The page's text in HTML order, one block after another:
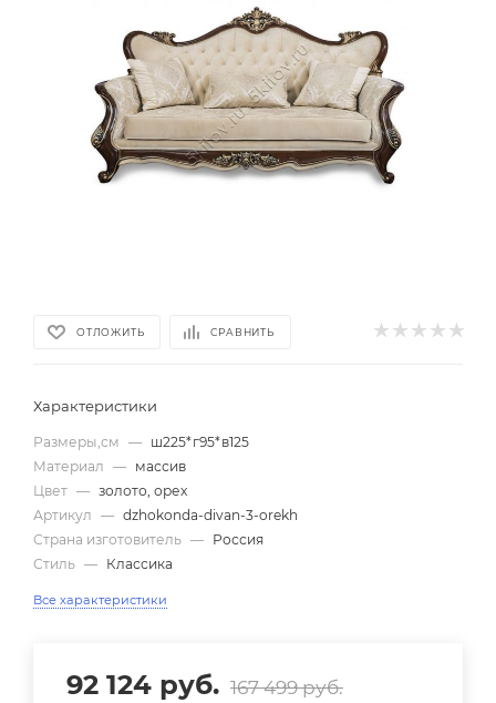
ОТЛОЖИТЬ СРАВНИТЬ
Характеристики
Размеры,см — ш225*г95*в125
Материал — массив
Цвет — золото, орех
Артикул — dzhokonda-divan-3-orekh
Страна изготовитель — Россия
Стиль — Классика
Все характеристики
92 124 руб. 167 499руб.